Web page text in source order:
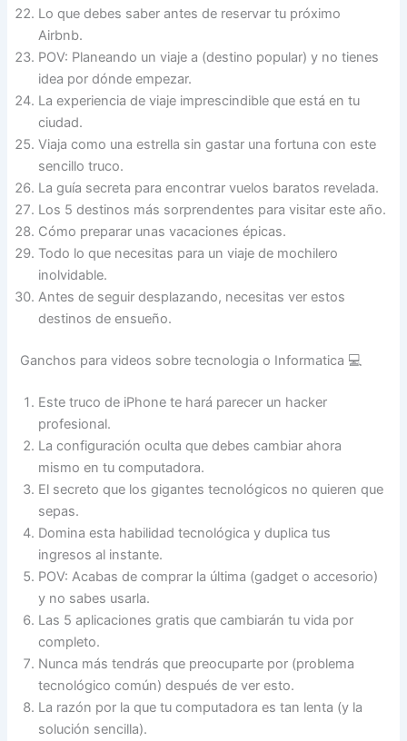
Lo que debes saber antes de reservar tu próximo
Airbnb.
POV: Planeando un viaje a (destino popular) y no tienes
idea por dónde empezar.
La experiencia de viaje imprescindible que está en tu
ciudad.
Viaja como una estrella sin gastar una fortuna con este
sencillo truco.
La guía secreta para encontrar vuelos baratos revelada.
Los 5 destinos más sorprendentes para visitar este año.
Cómo preparar unas vacaciones épicas.
Todo lo que necesitas para un viaje de mochilero
inolvidable.
Antes de seguir desplazando, necesitas ver estos
destinos de ensueño.
Ganchos para videos sobre tecnologia o Informatica 💻
Este truco de iPhone te hará parecer un hacker
profesional.
La configuración oculta que debes cambiar ahora
mismo en tu computadora.
El secreto que los gigantes tecnológicos no quieren que
sepas.
Domina esta habilidad tecnológica y duplica tus
ingresos al instante.
POV: Acabas de comprar la última (gadget o accesorio)
y no sabes usarla.
Las 5 aplicaciones gratis que cambiarán tu vida por
completo.
Nunca más tendrás que preocuparte por (problema
tecnológico común) después de ver esto.
La razón por la que tu computadora es tan lenta (y la
solución sencilla).